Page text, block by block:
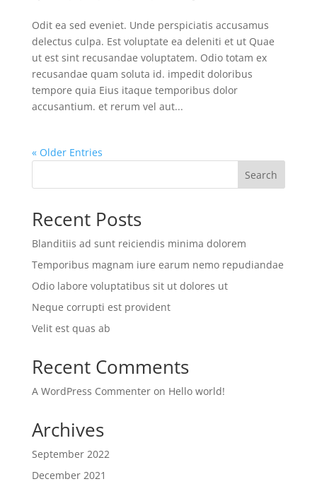
Odit ea sed eveniet. Unde perspiciatis accusamus
delectus culpa. Est voluptate ea deleniti et ut Quae
ut est sint recusandae voluptatem. Odio totam ex
recusandae quam soluta id. impedit doloribus
tempore quia Eius itaque temporibus dolor
accusantium. et rerum vel aut...
« Older Entries
Search
Recent Posts
Blanditiis ad sunt reiciendis minima dolorem
Temporibus magnam iure earum nemo repudiandae
Odio labore voluptatibus sit ut dolores ut
Neque corrupti est provident
Velit est quas ab
Recent Comments
A WordPress Commenteron Hello world!
Archives
September 2022
December 2021